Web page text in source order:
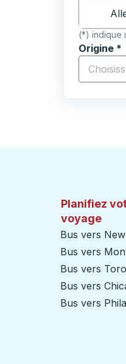
(*) indique
Origine *
Planifiez
voyage
Bus vers
Bus vers
Bus vers
Bus vers
Bus vers